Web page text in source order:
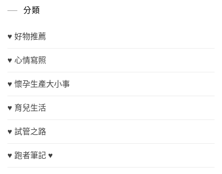
分類
♥ 好物推薦
♥ 心情寫照
♥ 懷孕生產大小事
♥ 育兒生活
♥ 試管之路
♥ 跑者筆記 ♥